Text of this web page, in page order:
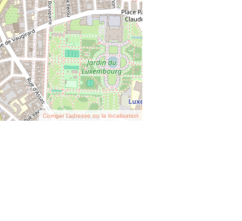
Corriger l’adresse ou la localisation